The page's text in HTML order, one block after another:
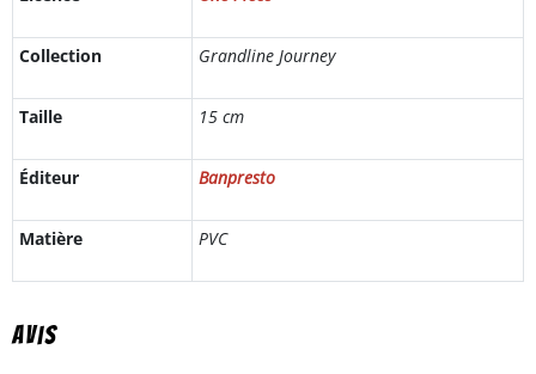
Collection Grandline Journey
Taille 15 cm
Éditeur Banpresto
Matière PVC
Avis